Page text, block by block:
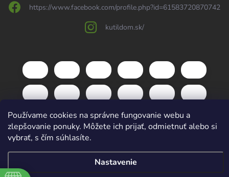
Používame cookies na správne fungovanie webu a
zlepšovanie ponuky. Môžete ich prijať, odmietnuť alebo si
vybrať, s čím súhlasíte.
Nastavenie
https://www.facebook.com/profile.php?id=61583720870742
kutildom.sk/
Copyright 2026kutildom.sk. Všetky práva vyhradené.Upraviť nastavenie
cookies